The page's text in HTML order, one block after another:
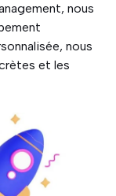
nous
nous
et les